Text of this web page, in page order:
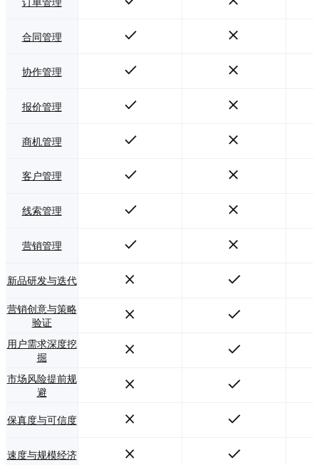
合同管理
协作管理
报价管理
商机管理
客户管理
线索管理
营销管理
新品研发与迭代
营销创意与策略
验证
用户需求深度挖
掘
市场风险提前规
避
保真度与可信度
速度与规模经济